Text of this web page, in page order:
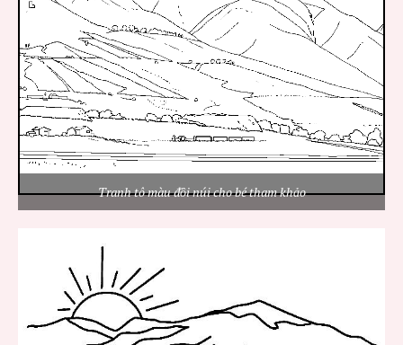
Tranh tô màu đồi núi cho bé tham khảo